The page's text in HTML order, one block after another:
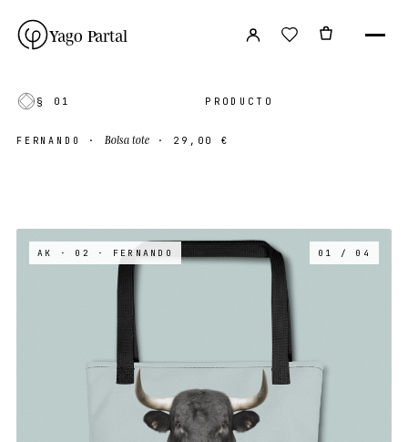
Yago Partal
§ 01 PRODUCTO
FERNANDO · Bolsa tote· 29,00 €
AK · 02 · FERNANDO 01 / 04